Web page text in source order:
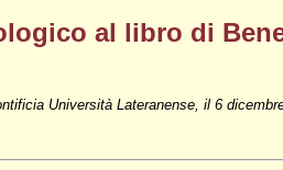
al libro di
Università Lateranense, il 6